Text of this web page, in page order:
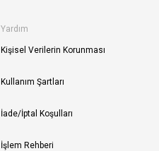
Yardım
Kişisel Verilerin Korunması
Kullanım Şartları
İade/İptal Koşulları
İşlem Rehberi